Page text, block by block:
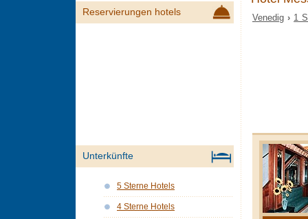
Venedig › 1
Reservierungen hotels
Unterkünfte
5 Sterne Hotels
4 Sterne Hotels